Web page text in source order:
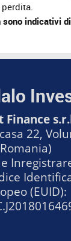
sono indicativi
Finance
22,
(EUID):